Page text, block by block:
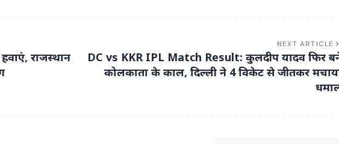
राजस्थान
NEXT ARTICLE
DC vs KKR IPL Match Result: कुलदीप यादव फिर
कोलकाता के काल, दिल्ली ने 4 विकेट से जीतकर